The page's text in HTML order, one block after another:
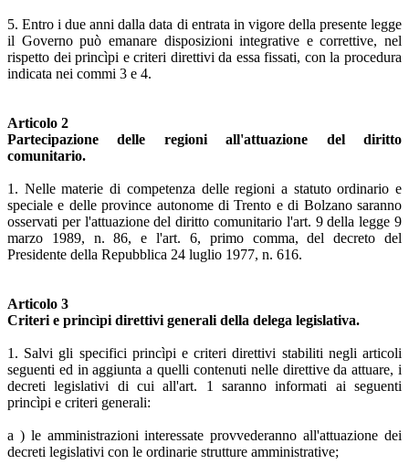
5. Entro i due anni dalla data di entrata in vigore della presente legge
il Governo può emanare disposizioni integrative e correttive, nel
rispetto dei princìpi e criteri direttivi da essa fissati, con la procedura
indicata nei commi 3 e 4.
Articolo 2
Partecipazione delle regioni all'attuazione del diritto
comunitario.
1. Nelle materie di competenza delle regioni a statuto ordinario e
speciale e delle province autonome di Trento e di Bolzano saranno
osservati per l'attuazione del diritto comunitario l'art. 9 della legge 9
marzo 1989, n. 86, e l'art. 6, primo comma, del decreto del
Presidente della Repubblica 24 luglio 1977, n. 616.
Articolo 3
Criteri e princìpi direttivi generali della delega legislativa.
1. Salvi gli specifici princìpi e criteri direttivi stabiliti negli articoli
seguenti ed in aggiunta a quelli contenuti nelle direttive da attuare, i
decreti legislativi di cui all'art. 1 saranno informati ai seguenti
princìpi e criteri generali:
a ) le amministrazioni interessate provvederanno all'attuazione dei
decreti legislativi con le ordinarie strutture amministrative;